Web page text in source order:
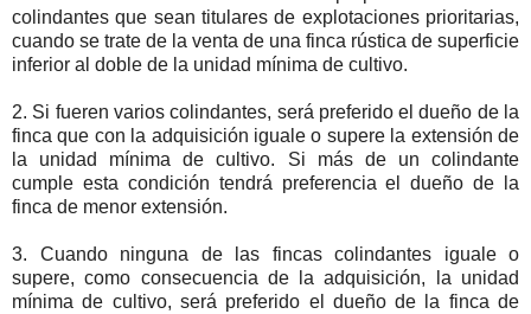
colindantes que sean titulares de explotaciones prioritarias,
cuando se trate de la venta de una finca rústica de superficie
inferior al doble de la unidad mínima de cultivo.
2. Si fueren varios colindantes, será preferido el dueño de la
finca que con la adquisición iguale o supere la extensión de
la unidad mínima de cultivo. Si más de un colindante
cumple esta condición tendrá preferencia el dueño de la
finca de menor extensión.
3. Cuando ninguna de las fincas colindantes iguale o
supere, como consecuencia de la adquisición, la unidad
mínima de cultivo, será preferido el dueño de la finca de